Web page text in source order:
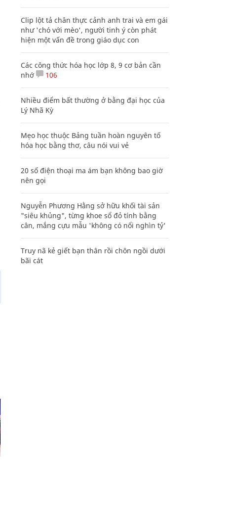
Clip lột tả chân thực cảnh anh trai và em gái
như 'chó với mèo', người tinh ý còn phát
hiện một vấn đề trong giáo dục con
Các công thức hóa học lớp 8, 9 cơ bản cần
nhớ
106
Nhiều điểm bất thường ở bằng đại học của
Lý Nhã Kỳ
Mẹo học thuộc Bảng tuần hoàn nguyên tố
hóa học bằng thơ, câu nói vui vẻ
20 số điện thoại ma ám bạn không bao giờ
nên gọi
Nguyễn Phương Hằng sở hữu khối tài sản
"siêu khủng", từng khoe sổ đỏ tính bằng
cân, mắng cựu mẫu 'không có nổi nghìn tỷ'
Truy nã kẻ giết bạn thân rồi chôn ngồi dưới
bãi cát